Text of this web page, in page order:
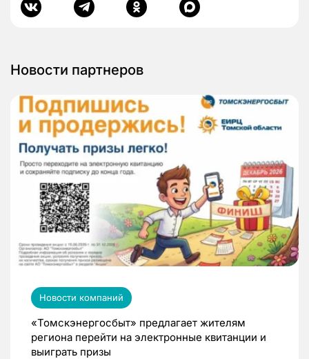
Новости партнеров
Новости компаний
«Томскэнергосбыт» предлагает жителям
региона перейти на электронные квитанции и
выиграть призы